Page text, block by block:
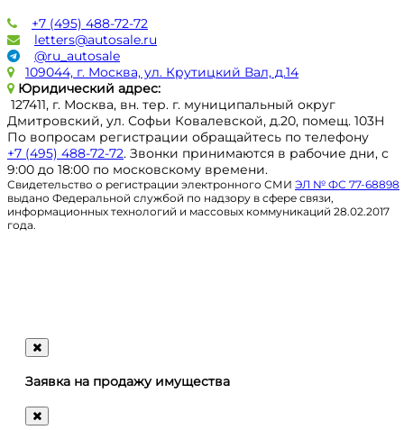
+7 (495) 488-72-72
letters@autosale.ru
@ru_autosale
109044, г. Москва, ул. Крутицкий Вал, д.14
Юридический адрес:
127411, г. Москва, вн. тер. г. муниципальный округ
Дмитровский, ул. Софьи Ковалевской, д.20, помещ. 103Н
По вопросам регистрации обращайтесь по телефону
+7 (495) 488-72-72. Звонки принимаются в рабочие дни, с
9:00 до 18:00 по московскому времени.
Свидетельство о регистрации электронного СМИ ЭЛ № ФС 77-68898
выдано Федеральной службой по надзору в сфере связи,
информационных технологий и массовых коммуникаций 28.02.2017
года.
+7 (495) 488-72-72
Ответим
Заявка на продажу имущества